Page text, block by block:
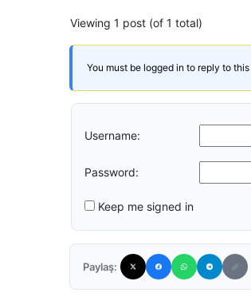
Viewing 1 post (of 1 total)
You must be logged in to reply to
Username:
Password:
Keep me signed in
Paylaş: